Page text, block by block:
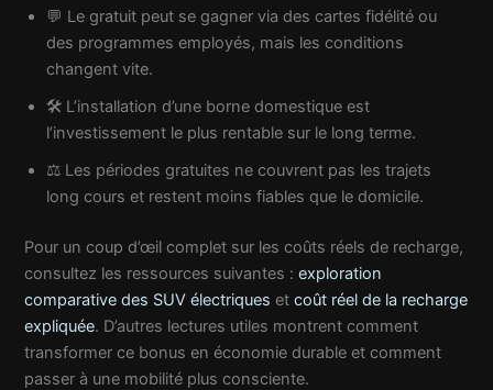
💬 Le gratuit peut se gagner via des cartes fidélité ou
des programmes employés, mais les conditions
changent vite.
🛠️ L’installation d’une borne domestique est
l’investissement le plus rentable sur le long terme.
⚖️ Les périodes gratuites ne couvrent pas les trajets
long cours et restent moins fiables que le domicile.
Pour un coup d’œil complet sur les coûts réels de recharge,
consultez les ressources suivantes :exploration
comparative des SUV électriques etcoût réel de la recharge
expliquée. D’autres lectures utiles montrent comment
transformer ce bonus en économie durable et comment
passer à une mobilité plus consciente.